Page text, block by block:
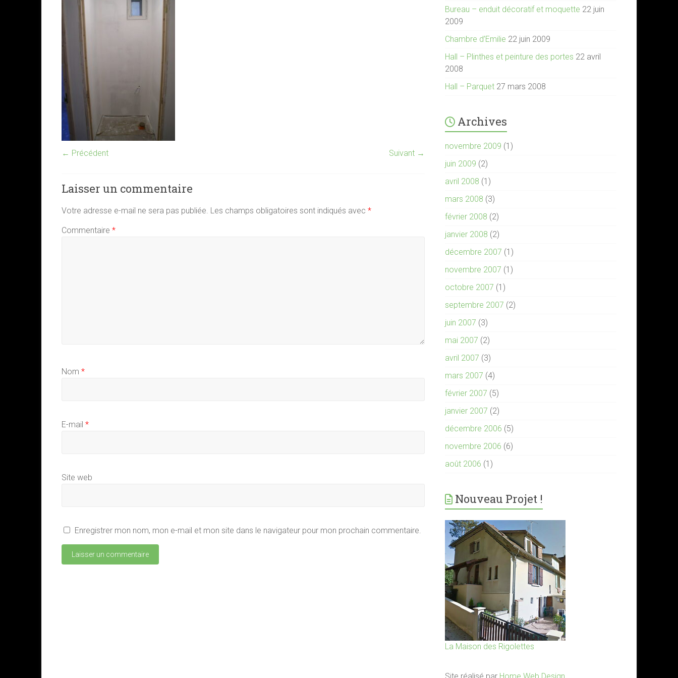
← Précédent Suivant →
Laisser un commentaire
Votre adresse e-mail ne sera pas publiée. Les champs obligatoires sont indiqués avec *
Commentaire *
Nom *
E-mail *
Site web
Enregistrer mon nom, mon e-mail et mon site dans le navigateur pour mon prochain commentaire.
Bureau – enduit décoratif et moquette 22 juin
2009
Chambre d’Emilie 22 juin 2009
Hall – Plinthes et peinture des portes 22 avril
2008
Hall – Parquet 27 mars 2008
Archives
novembre 2009 (1)
juin 2009 (2)
avril 2008 (1)
mars 2008 (3)
février 2008 (2)
janvier 2008 (2)
décembre 2007 (1)
novembre 2007 (1)
octobre 2007 (1)
septembre 2007 (2)
juin 2007 (3)
mai 2007 (2)
avril 2007 (3)
mars 2007 (4)
février 2007 (5)
janvier 2007 (2)
décembre 2006 (5)
novembre 2006 (6)
août 2006 (1)
Nouveau Projet !
La Maison des Rigolettes